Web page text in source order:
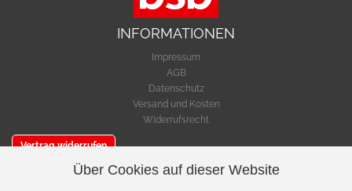
INFORMATIONEN
Impressum
AGB
Datenschutz
Versand und Kosten
Widerrufsrecht
Vertrag widerrufen
SERVICE
Über Cookies auf dieser Website